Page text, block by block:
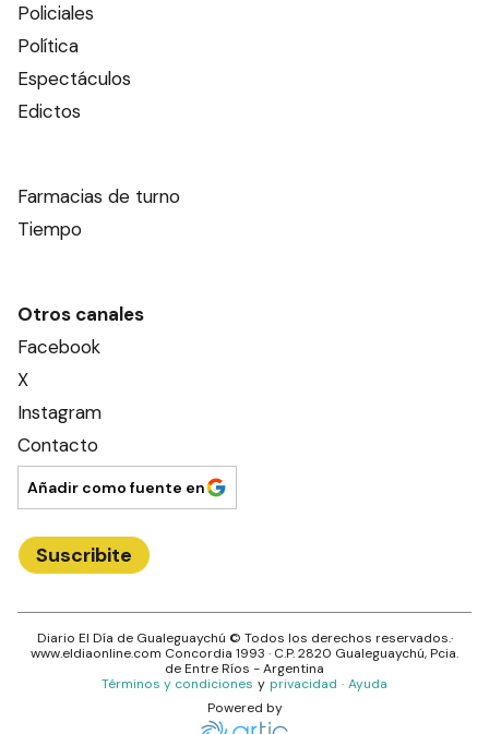
Policiales
Política
Espectáculos
Edictos
Farmacias de turno
Tiempo
Otros canales
Facebook
X
Instagram
Contacto
Añadir como fuente en
Suscribite
Diario El Día de Gualeguaychú © Todos los derechos reservados.·
www.eldiaonline.com Concordia 1993 · C.P.2820 Gualeguaychú, Pcia.
deEntre Ríos - Argentina
Términos y condiciones y privacidad · Ayuda
Powered by